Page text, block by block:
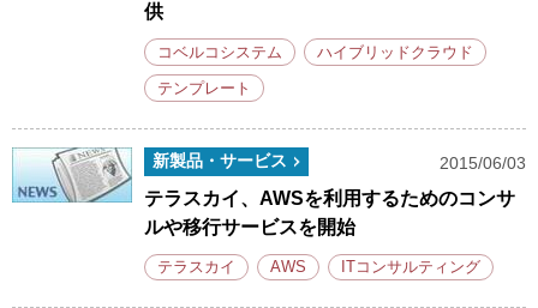
供
コベルコシステム ハイブリッドクラウド
テンプレート
新製品・サービス 2015/06/03
テラスカイ、AWSを利用するためのコンサ
ルや移行サービスを開始
テラスカイ AWS ITコンサルティング